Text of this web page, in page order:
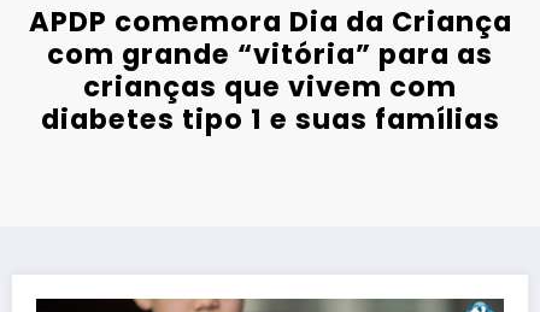
APDP comemora Dia da Criança
com grande “vitória” para as
crianças que vivem com
diabetes tipo 1 e suas famílias